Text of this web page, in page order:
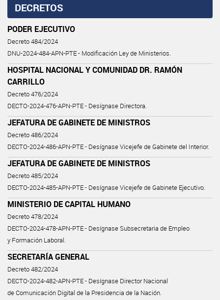
DECRETOS
PODER EJECUTIVO
Decreto 484/2024
DNU-2024-484-APN-PTE - Modificación Ley de Ministerios.
HOSPITAL NACIONAL Y COMUNIDAD DR. RAMÓN
CARRILLO
Decreto 476/2024
DECTO-2024-476-APN-PTE - Desígnase Directora.
JEFATURA DE GABINETE DE MINISTROS
Decreto 486/2024
DECTO-2024-486-APN-PTE - Desígnase Vicejefe de Gabinete del Interior.
JEFATURA DE GABINETE DE MINISTROS
Decreto 485/2024
DECTO-2024-485-APN-PTE - Desígnase Vicejefe de Gabinete Ejecutivo.
MINISTERIO DE CAPITAL HUMANO
Decreto 478/2024
DECTO-2024-478-APN-PTE - Desígnase Subsecretaria de Empleo
y Formación Laboral.
SECRETARÍA GENERAL
Decreto 482/2024
DECTO-2024-482-APN-PTE - Desígnase Director Nacional
de Comunicación Digital de la Presidencia de la Nación.